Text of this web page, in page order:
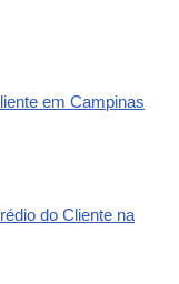
em Campinas
do Cliente na